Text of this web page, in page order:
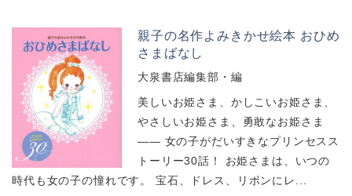
親子の名作よみきかせ絵本 おひめ
さまばなし
大泉書店編集部・編
美しいお姫さま、かしこいお姫さま、
やさしいお姫さま、勇敢なお姫さま
―― 女の子がだいすきなプリンセスス
トーリー30話！ お姫さまは、いつの
時代も女の子の憧れです。 宝石、ドレス、リボンにレ...